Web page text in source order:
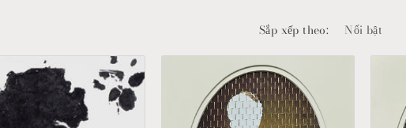
u
Sắp xếp theo: